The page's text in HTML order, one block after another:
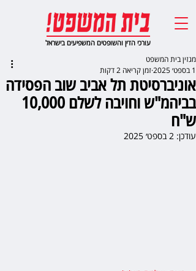
עורכי הדין והשופטים המשפיעים בישראל
אוניברסיטת תל אביב שוב הפסידה
בביהמ"ש וחויבה לשלם 10,000
ש"ח
מגזין בית המשפט
1 בספט׳ 2025
זמן קריאה 2 דקות
עודכן: 2 בספט׳ 2025